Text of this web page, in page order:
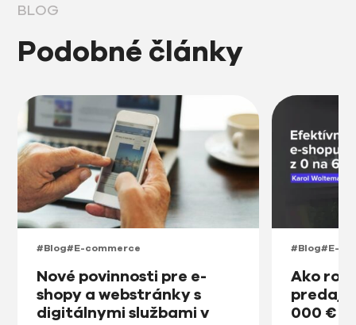
BLOG
Podobné články
#Blog#E-commerce
Nové povinnosti pre e-
shopy a webstránky s
digitálnymi službami v
#Blog#E-
Ako
000 € v